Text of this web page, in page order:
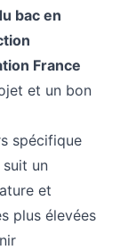
bac en
France
et un bon
spécifique
suit un
et
plus élevées